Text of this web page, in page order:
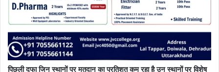
पिछली दफा जिन स्थानों पर मतदान का प्रतिशत कम रहा है उन स्थानों पर विशेष